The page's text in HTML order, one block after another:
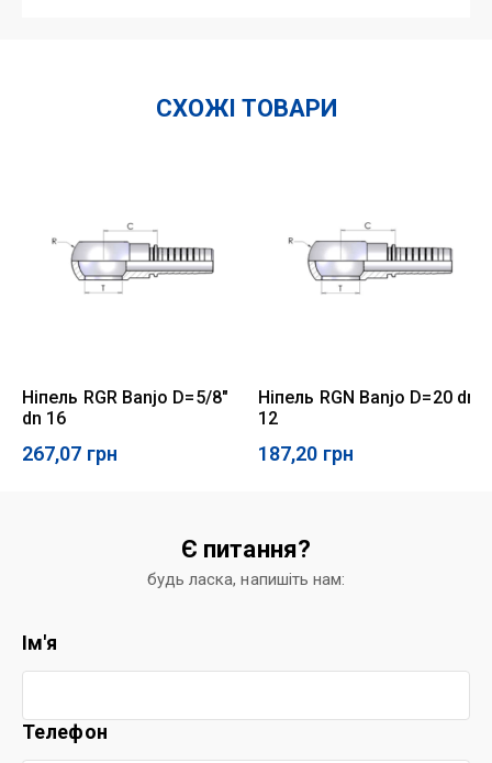
СХОЖІ ТОВАРИ
Ніпель RGR Banjo D=5/8"
dn 16
267,07 грн
Ніпель RGN Banjo D=20 dn
12
187,20 грн
Є питання?
будь ласка, напишіть нам:
Ім'я
Телефон